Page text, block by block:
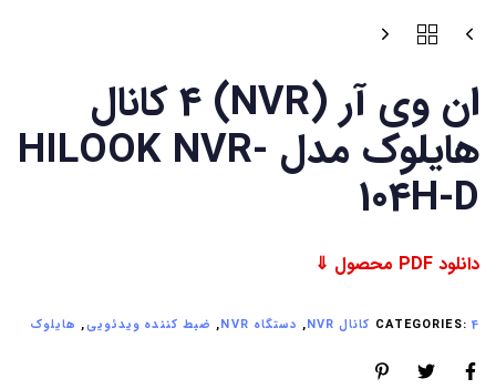
ان وی آر (NVR) 4 کانال
هایلوک مدل HILOOK NVR-
104H-D
دانلود PDF محصول ⇓
CATEGORIES: 4 کانال NVR , دستگاه NVR , ضبط کننده ویدئویی, هایلوک